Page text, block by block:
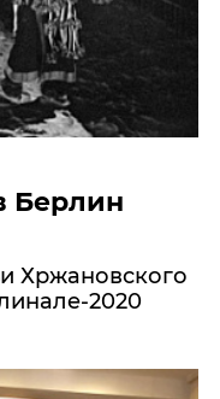
Берлин
Хржановского
2020